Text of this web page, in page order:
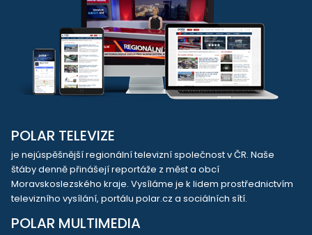
POLAR TELEVIZE
je nejúspěšnější regionální televizní společnost v ČR. Naše
štáby denně přinášejí reportáže z měst a obcí
Moravskoslezského kraje. Vysíláme je k lidem prostřednictvím
televizního vysílání, portálu polar.cz a sociálních sítí.
POLAR MULTIMEDIA